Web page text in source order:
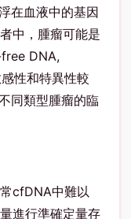
在血液中的基因
中，腫瘤可能是
DNA,
性和特異性較
同類型腫瘤的臨
cfDNA中難以
進行準確定量存